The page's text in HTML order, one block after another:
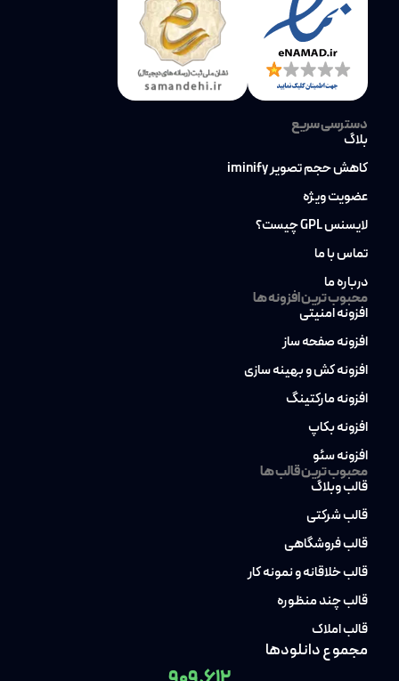
دسترسی سریع
بلاگ
کاهش حجم تصویر iminify
عضویت ویژه
لایسنس GPL چیست؟
تماس با ما
درباره ما
محبوب ترین افزونه ها
افزونه امنیتی
افزونه صفحه ساز
افزونه کش و بهینه سازی
افزونه مارکتینگ
افزونه بکاپ
افزونه سئو
محبوب ترین قالب ها
قالب وبلاگ
قالب شرکتی
قالب فروشگاهی
قالب خلاقانه و نمونه کار
قالب چند منظوره
قالب املاک
مجموع دانلودها